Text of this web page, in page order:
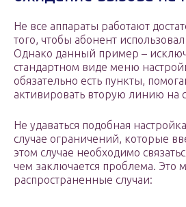
Не все аппараты работают
того, чтобы абонент
Однако данный пример –
стандартном виде меню
обязательно есть пункты,
активировать вторую линию на
Не удаваться подобная
случае ограничений, которые
этом случае необходимо
чем заключается проблема. Это
распространенные случаи: